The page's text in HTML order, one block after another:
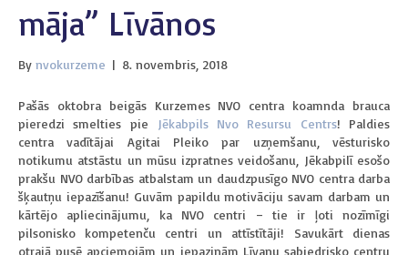
māja” Līvānos
By nvokurzeme | 8. novembris, 2018
Pašās oktobra beigās Kurzemes NVO centra koamnda brauca
pieredzi smelties pie
Jēkabpils Nvo Resursu Centrs! Paldies
centra vadītājai Agitai Pleiko par uzņemšanu, vēsturisko
notikumu atstāstu un mūsu izpratnes veidošanu, Jēkabpilī esošo
prakšu NVO darbības atbalstam un daudzpusīgo NVO centra darba
šķautņu iepazīšanu! Guvām papildu motivāciju savam darbam un
kārtējo apliecinājumu, ka NVO centri – tie ir ļoti nozīmīgi
pilsonisko kompetenču centri un attīstītāji! Savukārt dienas
otrajā pusē apciemojām un iepazinām Līvanu sabiedrisko centru